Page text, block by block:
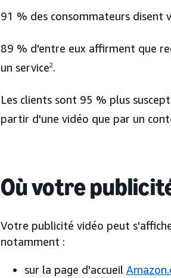
91 % des consommateurs disent
89 % d'entre eux affirment que
un service2.
Les clients sont 95 % plus
partir d'une vidéo que par un
Où votre
Votre publicité vidéo peut
notamment :
sur la page d'accueil